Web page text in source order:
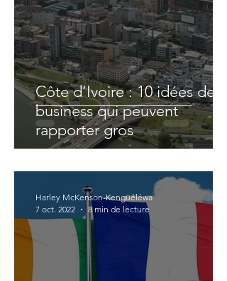
Côte d’Ivoire : 10 idées de
business qui peuvent
rapporter gros
Harley McKenson-Kenguéléwa
7 oct. 2022
8 min de lecture